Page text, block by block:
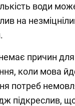
води
на
причин для
коли мова
потреб
підкреслив,